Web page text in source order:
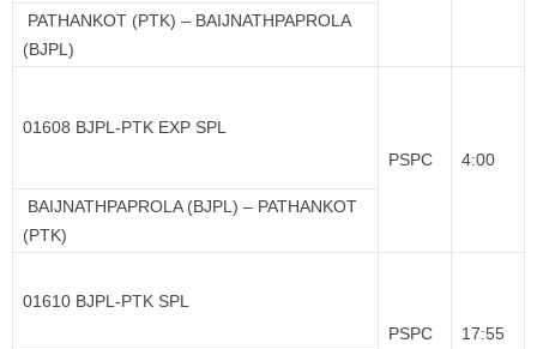
PATHANKOT (PTK) – BAIJNATHPAPROLA
(BJPL)
01608 BJPL-PTK EXP SPL
PSPC
4:00
BAIJNATHPAPROLA (BJPL) – PATHANKOT
(PTK)
01610 BJPL-PTK SPL
PSPC
17:55